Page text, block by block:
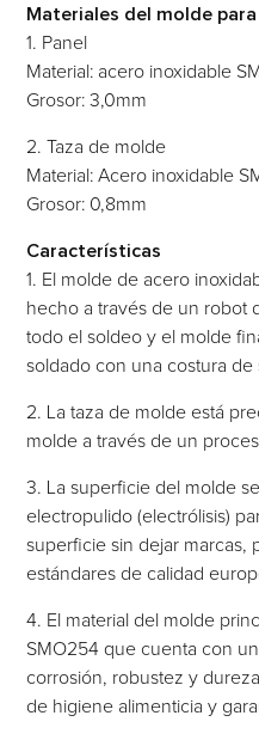
Materiales del molde
1. Panel
Material: acero inoxidable
Grosor: 3,0mm
2. Taza de molde
Material: Acero inoxidable
Grosor: 0,8mm
Características
1. El molde de acero
hecho a través de un robot
todo el soldeo y el molde
soldado con una costura de
2. La taza de molde está
molde a través de un
3. La superficie del molde
electropulido (electrólisis)
superficie sin dejar marcas,
estándares de calidad
4. El material del molde
SMO254 que cuenta con
corrosión, robustez y
de higiene alimenticia y